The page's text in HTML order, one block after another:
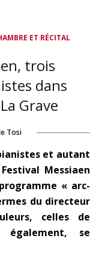
ET RÉCITAL
trois
dans
Grave
Tosi
et autant
Messiaen
« arc-
du directeur
celles de
également, se